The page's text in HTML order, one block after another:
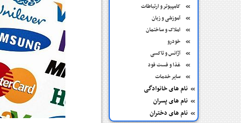
کامپیوتر و ارتباطات
آموزشی و زبان
املاک و ساختمان
خودرو
آژانس و تاکسی
غذا و فست فود
سایر خدمات
نام های خانوادگی
نام های پسران
نام های دختران